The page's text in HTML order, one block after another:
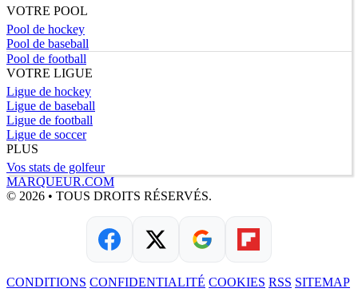
VOTRE POOL
Pool de hockey
Pool de baseball
Pool de football
VOTRE LIGUE
Ligue de hockey
Ligue de baseball
Ligue de football
Ligue de soccer
PLUS
Vos stats de golfeur
MARQUEUR.COM
© 2026 • TOUS DROITS RÉSERVÉS.
CONDITIONS CONFIDENTIALITÉ COOKIES RSS SITEMAP